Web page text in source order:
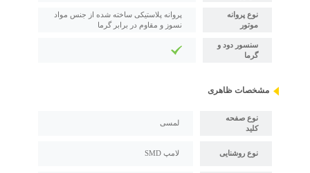
نوع پروانه
موتور
پروانه پلاستیکی ساخته شده از جنس مواد
نسوز و مقاوم در برابر گرما
سنسور دود و
گرما
مشخصات ظاهری
نوع صفحه
کلید
لمسی
نوع روشنایی لامپ SMD